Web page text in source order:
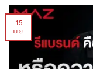
15
เม.ย.